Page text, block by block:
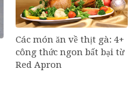
Các món ăn về thịt gà: 4+
công thức ngon bất bại từ
Red Apron